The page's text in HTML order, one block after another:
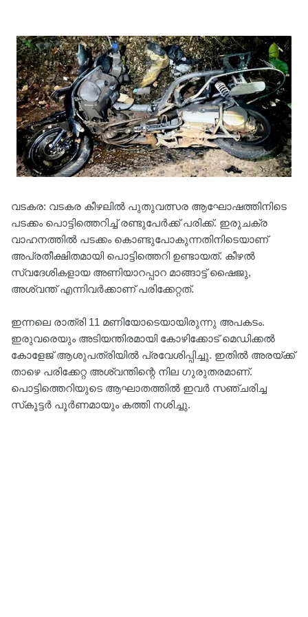
വടകര: വടകര കീഴലില്‍ പുതുവത്സര ആഘോഷത്തിനിടെ
പടക്കം പൊട്ടിത്തെറിച്ച് രണ്ടുപേർക്ക് പരിക്ക്. ഇരുചക്ര
വാഹനത്തില്‍ പടക്കം കൊണ്ടുപോകുന്നതിനിടെയാണ്
അപ്രതീക്ഷിതമായി പൊട്ടിത്തെറി ഉണ്ടായത്. കീഴൽ
സ്വദേശികളായ അണിയാറപ്പാറ മാങ്ങാട്ട് ഷൈജു,
അശ്വന്ത് എന്നിവർക്കാണ് പരിക്കേറ്റത്.
ഇന്നലെ രാത്രി 11 മണിയോടെയായിരുന്നു അപകടം.
ഇരുവരെയും അടിയന്തിരമായി കോഴിക്കോട് മെഡിക്കൽ
കോളേജ് ആശുപത്രിയിൽ പ്രവേശിപ്പിച്ചു. ഇതില്‍ അരയ്ക്ക്
താഴെ പരിക്കേറ്റ അശ്വന്തിന്റെ നില ഗുരുതരമാണ്.
പൊട്ടിത്തെറിയുടെ ആഘാതത്തിൽ ഇവര്‍ സഞ്ചരിച്ച
സ്‌കൂട്ടര്‍ പൂര്‍ണമായും കത്തി നശിച്ചു.